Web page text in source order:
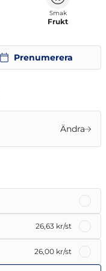
Prenumerera
Smak
Frukt
Ändra
26,63 kr/st
26,00 kr/st